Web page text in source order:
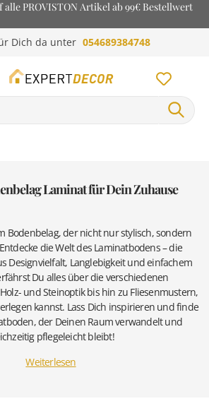
alle PROVISTON Artikel ab 99€ Bestellwert
Dich da unter 054689384748
Laminat für Dein Zuhause
Bodenbelag, der nicht nur stylisch, sondern
die Welt des Laminatbodens – die
Designvielfalt, Langlebigkeit und einfachem
Du alles über die verschiedenen
und Steinoptik bis hin zu Fliesenmustern,
kannst. Lass Dich inspirieren und finde
der Deinen Raum verwandelt und
pflegeleicht bleibt!
Weiterlesen